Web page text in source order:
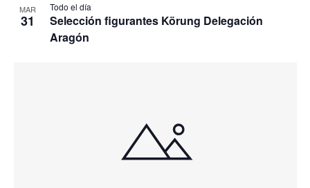
MAR
31
Todo el día
Selección figurantes Körung Delegación
Aragón